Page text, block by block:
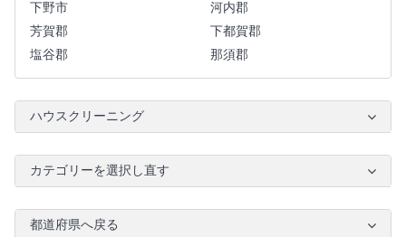
下野市
河内郡
芳賀郡
下都賀郡
塩谷郡
那須郡
ハウスクリーニング
カテゴリーを選択し直す
都道府県へ戻る